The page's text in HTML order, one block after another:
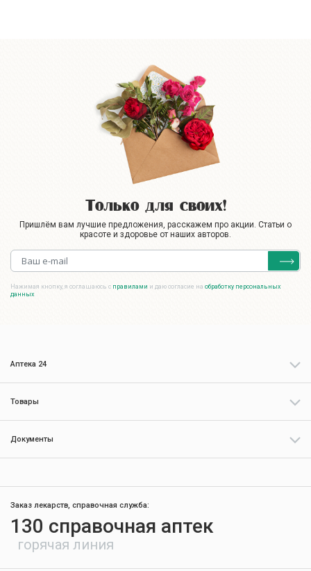
Только для своих!
Пришлём вам лучшие предложения, расскажем про акции. Статьи о
красоте и здоровье от наших авторов.
Нажимая кнопку, я соглашаюсь с правилами и даю согласие на обработку персональных
данных
Аптека 24
Товары
Документы
Заказ лекарств, справочная служба:
130 справочная аптек
горячая линия